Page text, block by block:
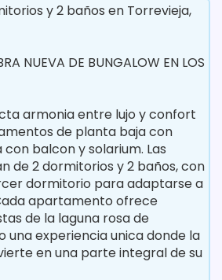
y 2 baños en Torrevieja,
NUEVA DE BUNGALOW EN LOS
armonia entre lujo y confort
de planta baja con
balcon y solarium. Las
de 2 dormitorios y 2 baños, con
dormitorio para adaptarse a
apartamento ofrece
de la laguna rosa de
una experiencia unica donde la
en una parte integral de su